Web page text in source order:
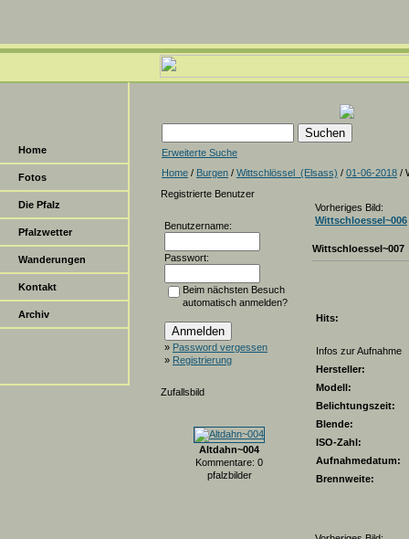
Home
Fotos
Die Pfalz
Pfalzwetter
Wanderungen
Kontakt
Archiv
Erweiterte Suche
Home / Burgen / Wittschlössel_(Elsass) / 01-06-2018 /
Registrierte Benutzer
Benutzername:
Passwort:
Beim nächsten Besuch
automatisch anmelden?
» Password vergessen
» Registrierung
Zufallsbild
Altdahn~004
Kommentare: 0
pfalzbilder
Vorheriges Bild:
Wittschloessel~006
Wittschloessel~007
Hits:
Infos zur Aufnahme
Hersteller:
Modell:
Belichtungszeit:
Blende:
ISO-Zahl:
Aufnahmedatum:
Brennweite: